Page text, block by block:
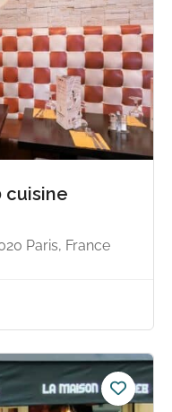
cuisine
Paris, France